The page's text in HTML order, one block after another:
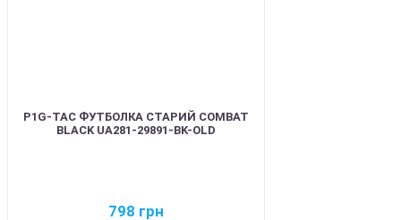
P1G-TAC ФУТБОЛКА СТАРИЙ COMBAT
BLACK UA281-29891-BK-OLD
798 грн